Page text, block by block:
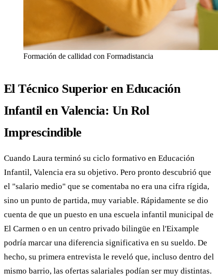
Formación de callidad con Formadistancia
El Técnico Superior en Educación
Infantil en Valencia: Un Rol
Imprescindible
Cuando Laura terminó su ciclo formativo en Educación
Infantil, Valencia era su objetivo. Pero pronto descubrió que
el "salario medio" que se comentaba no era una cifra rígida,
sino un punto de partida, muy variable. Rápidamente se dio
cuenta de que un puesto en una escuela infantil municipal de
El Carmen o en un centro privado bilingüe en l'Eixample
podría marcar una diferencia significativa en su sueldo. De
hecho, su primera entrevista le reveló que, incluso dentro del
mismo barrio, las ofertas salariales podían ser muy distintas.